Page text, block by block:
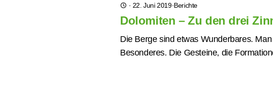
· 22. Juni 2019·Berichte
Dolomiten – Zu den drei
Die Berge sind etwas Wunderbares.
Besonderes. Die Gesteine, die